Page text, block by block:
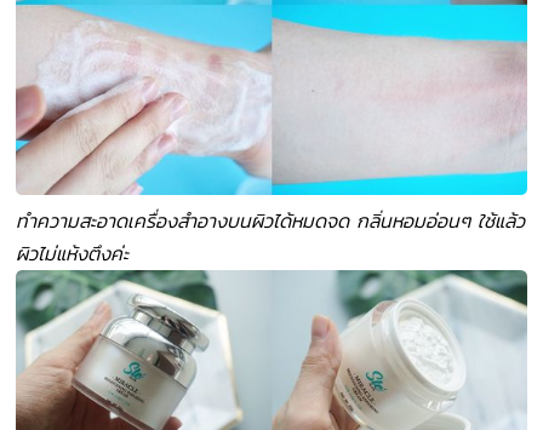
ทำความสะอาดเครื่องสำอางบนผิวได้หมดจด กลิ่นหอมอ่อนๆ ใช้แล้ว
ผิวไม่แห้งตึงค่ะ